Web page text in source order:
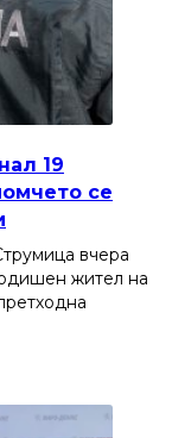
19
се
вчера
жител на